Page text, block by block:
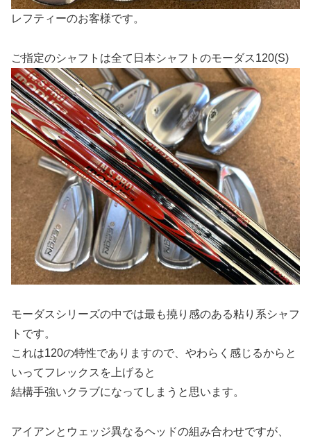
レフティーのお客様です。
ご指定のシャフトは全て日本シャフトのモーダス120(S)
モーダスシリーズの中では最も撓り感のある粘り系シャフ
トです。
これは120の特性でありますので、やわらく感じるからと
いってフレックスを上げると
結構手強いクラブになってしまうと思います。
アイアンとウェッジ異なるヘッドの組み合わせですが、